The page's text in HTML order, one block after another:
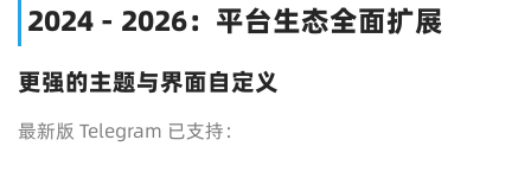
2024 - 2026：平台生态全面扩展
更强的主题与界面自定义
最新版 Telegram 已支持：